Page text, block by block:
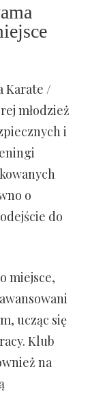
Karate /
młodzież
i
o
do
miejsce,
ucząc się
Klub
na